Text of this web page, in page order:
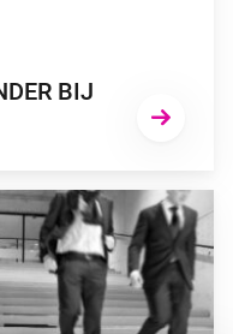
BIJ